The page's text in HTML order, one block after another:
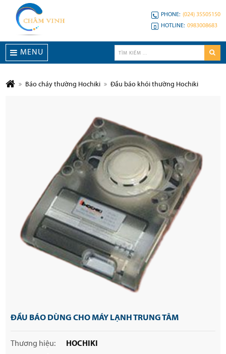
PHONE: (024) 35505150
HOTLINE: 0983008683
MENU
Báo cháy thường Hochiki Đầu báo khói thường Hochiki
ĐẦU BÁO DÙNG CHO MÁY LẠNH TRUNG TÂM
Thương hiệu:
HOCHIKI